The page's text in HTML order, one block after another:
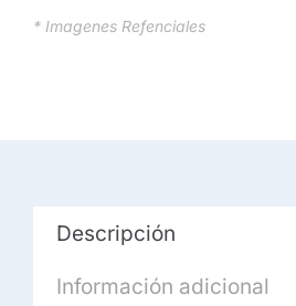
de
* Imagenes Refenciales
Descripción
Información adicional